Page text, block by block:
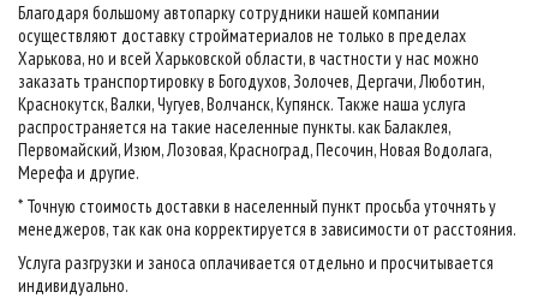
Благодаря большому автопарку сотрудники нашей компании
осуществляют доставку стройматериалов не только в пределах
Харькова, но и всей Харьковской области, в частности у нас можно
заказать транспортировку в Богодухов, Золочев, Дергачи, Люботин,
Краснокутск, Валки, Чугуев, Волчанск, Купянск. Также наша услуга
распространяется на такие населенные пункты. как Балаклея,
Первомайский, Изюм, Лозовая, Красноград, Песочин, Новая Водолага,
Мерефа и другие.
* Точную стоимость доставки в населенный пункт просьба уточнять у
менеджеров, так как она корректируется в зависимости от расстояния.
Услуга разгрузки и заноса оплачивается отдельно и просчитывается
индивидуально.